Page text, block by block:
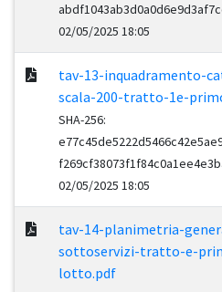
02/05/2025 18:05
tav-13-inquadramento-
scala-200-tratto-1e-
SHA-256:
02/05/2025 18:05
tav-14-planimetria-
sottoservizi-tratto-e-
lotto.pdf